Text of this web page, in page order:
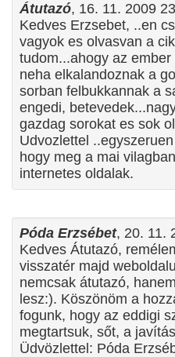
Átutazó, 16. 11. 2009
Kedves Erzsebet, ..en
vagyok es olvasvan a
tudom...ahogy az
neha elkalandoznak a
sorban felbukkannak a
engedi,
gazdag sorokat es sok
Udvozlettel
hogy meg a mai
internetes oldalak.
Póda Erzsébet, 20. 11.
Kedves Átutazó,
visszatér majd
nemcsak átutazó,
lesz:). Köszönöm a
fogunk, hogy az eddigi
megtartsuk, sőt, a
Üdvözlettel: Póda